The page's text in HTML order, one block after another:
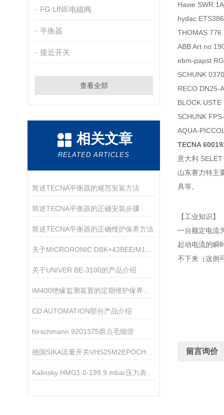
FG LINE电磁阀
平衡器
接近开关
查看全部
相关文章
RELATED ARTICLES
简述TECNA平衡器的规范安装方法
简述TECNA平衡器的正确安装步骤
简述TECNA平衡器的正确维护保养方法
关于UNIVER BE-3100的产品介绍
CD AUTOMATION部分产品介绍
hirschmann 9201375熔点毛细管
Hawe SWR
hydac
THOMAS 776
ABB Art
ebm-papst
SCHUNK
RECO DN25-
BLOCK
SCHUNK
AQUA-
TECNA
意大利
山东赛力特主
具等。
【工业知识】
一台额定电流
起动电流的瞬
不下来（这倒
留言询价